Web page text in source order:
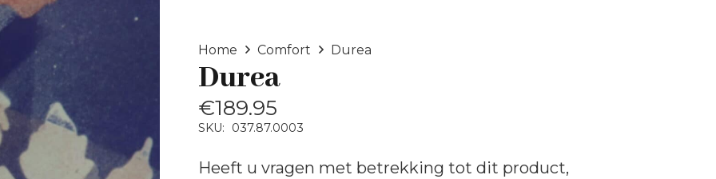
Home Comfort Durea
Durea
€189.95
SKU: 037.87.0003
Heeft u vragen met betrekking tot dit product,